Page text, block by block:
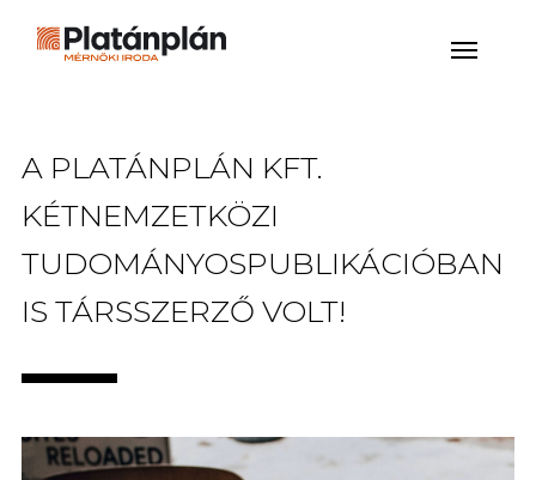
A PLATÁNPLÁN KFT.
KÉTNEMZETKÖZI
TUDOMÁNYOSPUBLIKÁCIÓBAN
IS TÁRSSZERZŐ VOLT!